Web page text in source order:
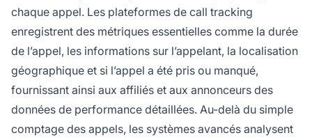
chaque appel. Les plateformes de call tracking
enregistrent des métriques essentielles comme la durée
de l’appel, les informations sur l’appelant, la localisation
géographique et si l’appel a été pris ou manqué,
fournissant ainsi aux affiliés et aux annonceurs des
données de performance détaillées. Au-delà du simple
comptage des appels, les systèmes avancés analysent